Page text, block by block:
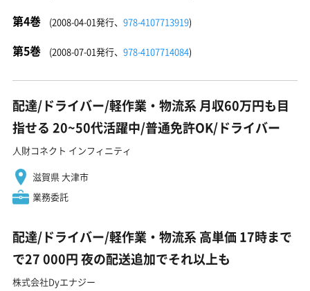
第4巻 (2008-04-01発行、 978-4107713919)
第5巻 (2008-07-01発行、 978-4107714084)
配達/ドライバー/軽作業・物流系 月収60万円も目
指せる 20~50代活躍中/普通免許OK/ドライバー
人財コネクト インフィニティ
滋賀県 大津市
業務委託
配達/ドライバー/軽作業・物流系 高単価 17時まで
で27 000円 夜の配送追加でそれ以上も
株式会社Dyエナジー